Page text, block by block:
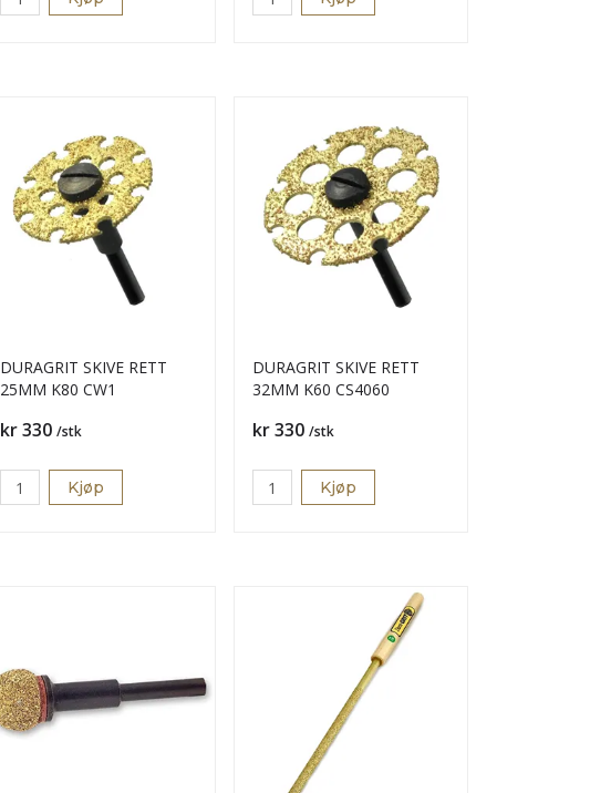
DURAGRIT SKIVE RETT
25MM K80 CW1
Pris
kr 330 /stk
Kjøp
DURAGRIT SKIVE RETT
32MM K60 CS4060
Pris
kr 330 /stk
Kjøp